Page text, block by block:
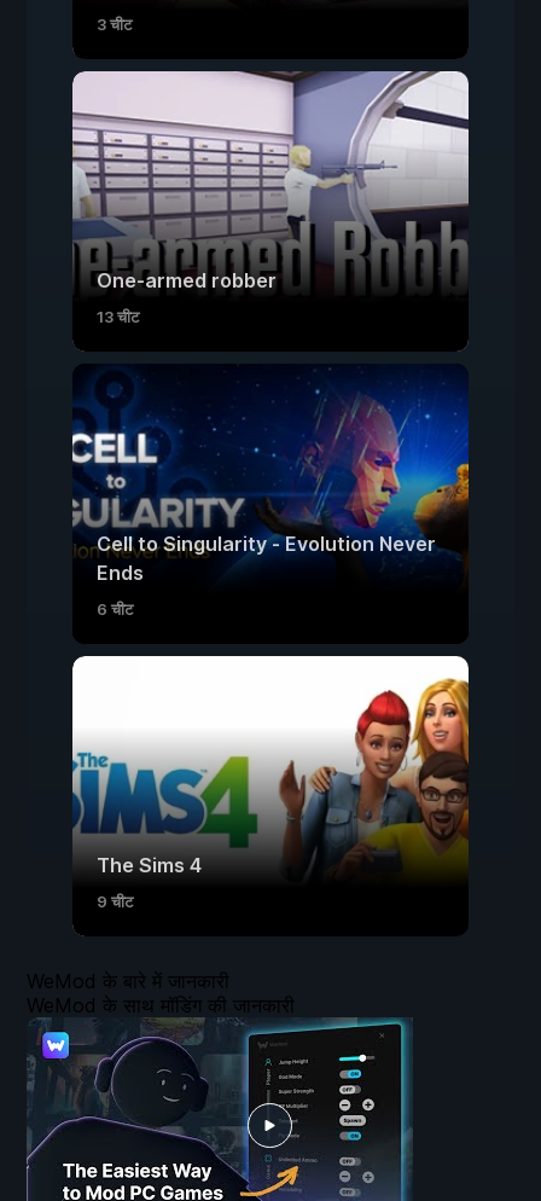
3 चीट
One-armed robber
13 चीट
Cell to Singularity - Evolution Never
Ends
6 चीट
The Sims 4
9 चीट
WeMod के बारे में जानकारी
WeMod के साथ मॉडिंग की जानकारी